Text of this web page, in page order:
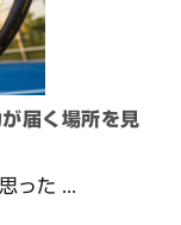
届く場所を見
った ...